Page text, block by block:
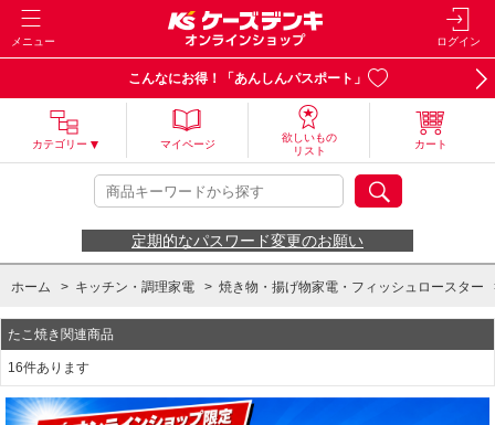
メニュー ログイン
こんなにお得！「あんしんパスポート」
カテゴリー マイページ
欲しいもの
リスト
カート
定期的なパスワード変更のお願い
ホーム > キッチン・調理家電 > 焼き物・揚げ物家電・フィッシュロースター
たこ焼き関連商品
16件あります